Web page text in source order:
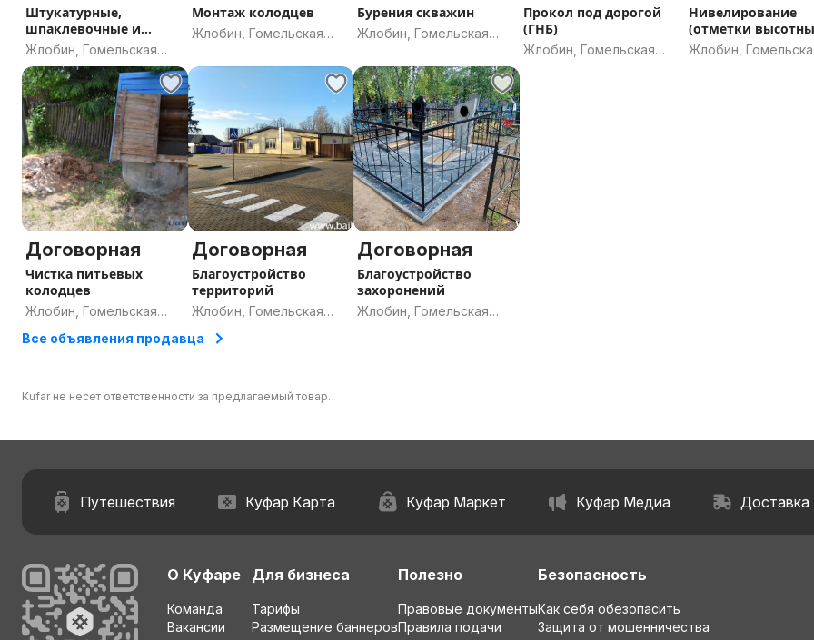
Штукатурные,
шпаклевочные и
отделочные работы
Жлобин, Гомельская
область
Монтаж колодцев
Жлобин, Гомельская
Бурения скважин
Жлобин, Гомельская
Прокол под дорогой
(ГНБ)
Жлобин, Гомельская
Нивелирование
(отметки
измерений)
Жлобин,
Договорная
Чистка питьевых
колодцев
Жлобин, Гомельская
Договорная
Благоустройство
территорий
Жлобин, Гомельская
Договорная
Благоустройство
захоронений
Жлобин, Гомельская
Все объявления продавца
Kufar не несет ответственности за предлагаемый товар.
Путешествия Куфар Карта Куфар Маркет Куфар Медиа Доставка
О Куфаре
Команда
Вакансии
Для бизнеса
Тарифы
Размещение баннеров
Полезно
Правовые документы
Правила подачи
Безопасность
Как себя обезопасить
Защита от мошенничества